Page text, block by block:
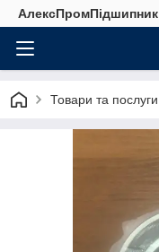
АлексПромПідшипник
Товари та послуги